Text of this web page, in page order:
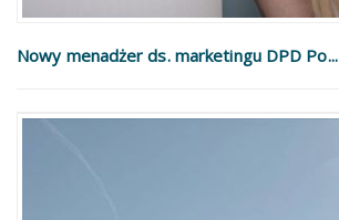
Nowy menadżer ds. marketingu DPD Po...